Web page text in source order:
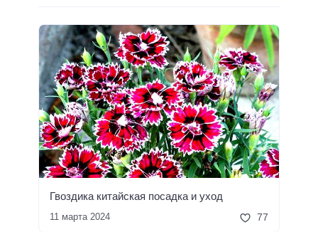
Гвоздика китайская посадка и уход
11 марта 2024 77